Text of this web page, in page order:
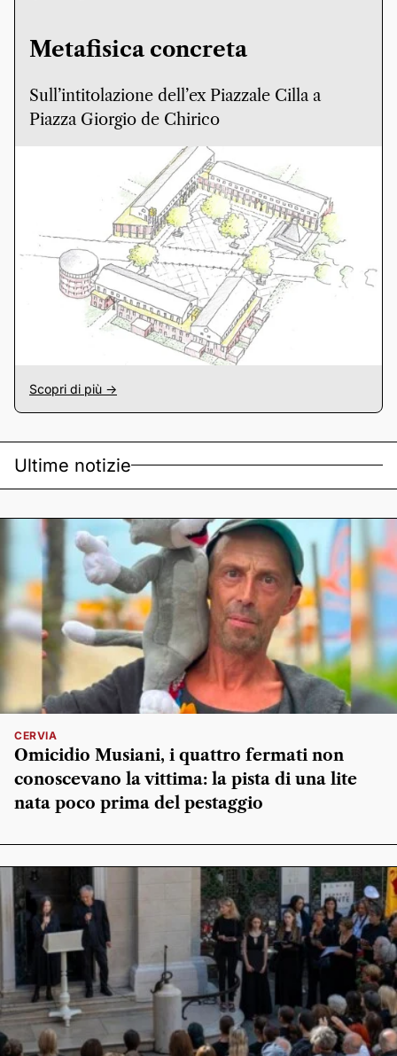
Metafisica concreta
Sull’intitolazione dell’ex Piazzale Cilla a
Piazza Giorgio de Chirico
Scopri di più ->
Ultime notizie
CERVIA
Omicidio Musiani, i quattro fermati non
conoscevano la vittima: la pista di una lite
nata poco prima del pestaggio